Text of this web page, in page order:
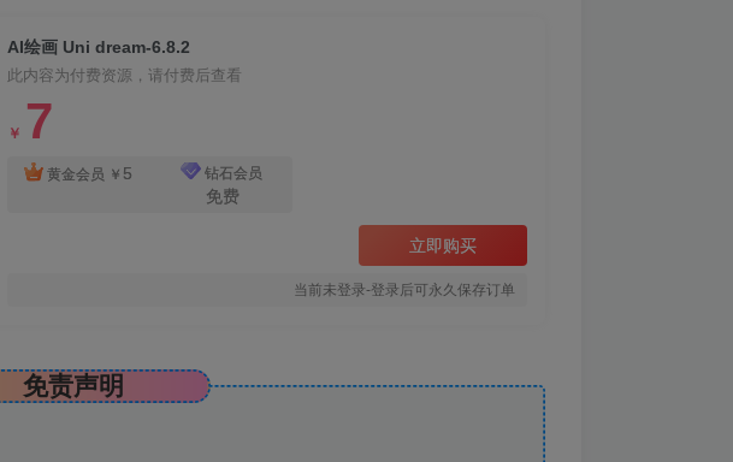
AI绘画 Uni dream-6.8.2
此内容为付费资源，请付费后查看
￥ 7
黄金会员 ￥ 5 钻石会员
免费
立即购买
当前未登录-登录后可永久保存订单
免责声明